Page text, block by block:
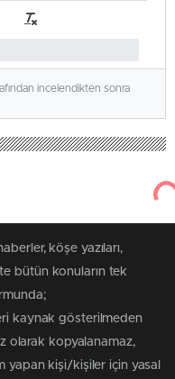
incelendikten sonra
köşe yazıları,
bütün konuların tek
kaynak gösterilmeden
olarak kopyalanamaz,
yapan kişi/kişiler için yasal